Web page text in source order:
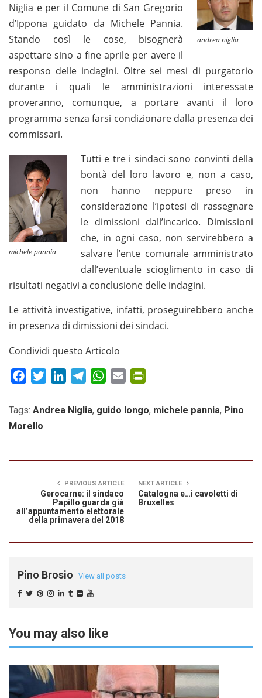
andrea niglia
Niglia e per il Comune di San Gregorio
d’Ippona guidato da Michele Pannia.
Stando così le cose, bisognerà
aspettare sino a fine aprile per avere il
responso delle indagini. Oltre sei mesi di purgatorio
durante i quali le amministrazioni interessate
proveranno, comunque, a portare avanti il loro
programma senza farsi condizionare dalla presenza dei
commissari.
michele pannia
Tutti e tre i sindaci sono convinti della
bontà del loro lavoro e, non a caso,
non hanno neppure preso in
considerazione l’ipotesi di rassegnare
le dimissioni dall’incarico. Dimissioni
che, in ogni caso, non servirebbero a
salvare l’ente comunale amministrato
dall’eventuale scioglimento in caso di
risultati negativi a conclusione delle indagini.
Le attività investigative, infatti, proseguirebbero anche
in presenza di dimissioni dei sindaci.
Condividi questo Articolo
FacebookTwitterLinkedInTelegramWhatsApp
Email
Tags: Andrea Niglia, guido longo, michele pannia, Pino
Morello
PREVIOUS ARTICLE
Gerocarne: il sindaco
Papillo guarda già
all’appuntamento elettorale
della primavera del 2018
NEXT ARTICLE
Catalogna e…i cavoletti di
Bruxelles
Pino Brosio View all posts
You may also like